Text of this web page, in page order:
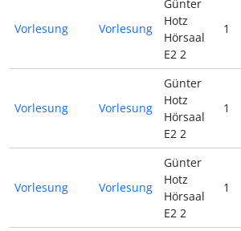
Vorlesung Vorlesung
Günter
Hotz
Hörsaal
E2 2
1
Vorlesung Vorlesung
Günter
Hotz
Hörsaal
E2 2
1
Vorlesung Vorlesung
Günter
Hotz
Hörsaal
E2 2
1